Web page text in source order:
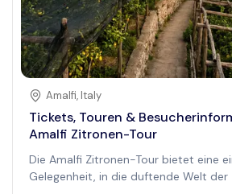
spektakuläre Aussichten zu genießen.
Amalfi, Italy
Tickets, Touren &
Amalfi Zitronen-Tour
Die Amalfi Zitronen-Tour bietet eine
Gelegenheit, in die duftende Welt